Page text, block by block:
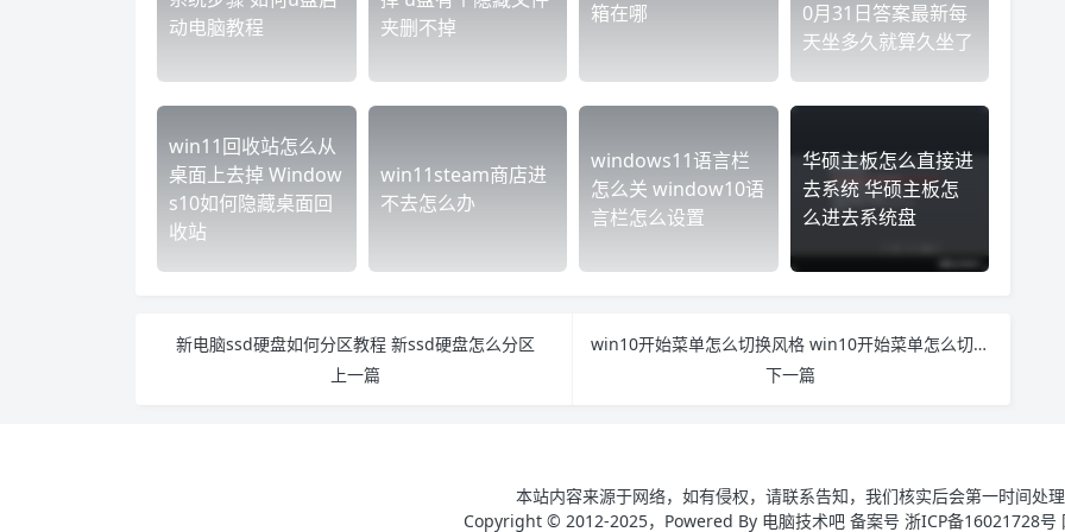
动电脑教程
夹删不掉
箱在哪
0月31日答案最新每
天坐多久就算久坐了
win11回收站怎么从
桌面上去掉 Window
s10如何隐藏桌面回
收站
win11steam商店进
不去怎么办
windows11语言栏
怎么关 window10语
言栏怎么设置
华硕主板怎么直接进
去系统 华硕主板怎
么进去系统盘
新电脑ssd硬盘如何分区教程 新ssd硬盘怎么分区
上一篇
win10开始菜单怎么切换风格 win10开始菜单怎么切换经典风格
下一篇
本站内容来源于网络，如有侵权，请联系告知，我们核实后会第一时间处理
Copyright © 2012-2025，Powered By 电脑技术吧 备案号 浙ICP备16021728号